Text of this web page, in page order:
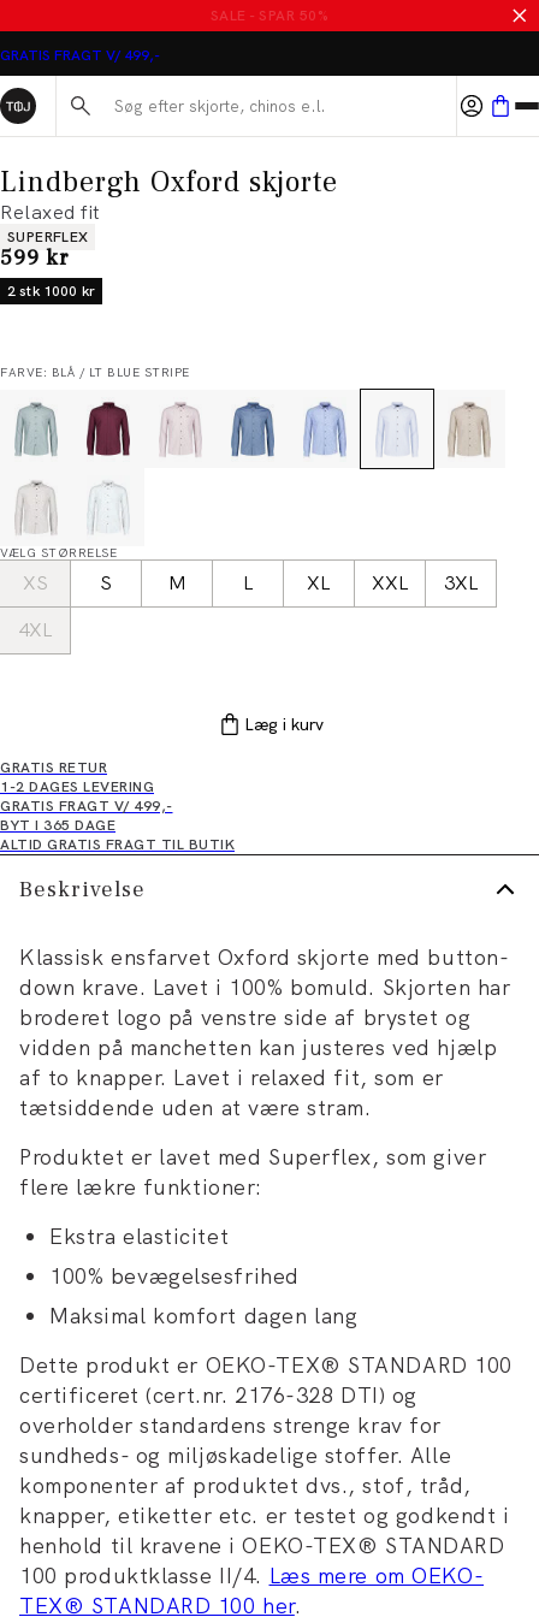
MASSER AF VARER PÅ UDSALG
GRATIS FRAGT V/ 499,-
Søg her...
Lindbergh Oxford skjorte
Relaxed fit
Produkt egenskaber
SUPERFLEX
I alt (inkl. rabat)
599 kr
2 stk 1000 kr
FARVE: BLÅ / LT BLUE STRIPE
VÆLG STØRRELSE
XS S M L XL XXL
3XL
4XL
Læg i kurv
GRATIS RETUR
1-2 DAGES LEVERING
GRATIS FRAGT V/ 499,-
BYT I 365 DAGE
ALTID GRATIS FRAGT TIL BUTIK
Beskrivelse
Klassisk ensfarvet Oxford skjorte med button-
down krave. Lavet i 100% bomuld. Skjorten har
broderet logo på venstre side af brystet og
vidden på manchetten kan justeres ved hjælp
af to knapper. Lavet i relaxed fit, som er
tætsiddende uden at være stram.
Produktet er lavet med Superflex, som giver
flere lækre funktioner:
Ekstra elasticitet
100% bevægelsesfrihed
Maksimal komfort dagen lang
Dette produkt er OEKO-TEX® STANDARD 100
certificeret (cert.nr. 2176-328 DTI) og
overholder standardens strenge krav for
sundheds- og miljøskadelige stoffer. Alle
komponenter af produktet dvs., stof, tråd,
knapper, etiketter etc. er testet og godkendt i
henhold til kravene i OEKO-TEX® STANDARD
100 produktklasse II/4. Læs mere om OEKO-
TEX® STANDARD 100 her.